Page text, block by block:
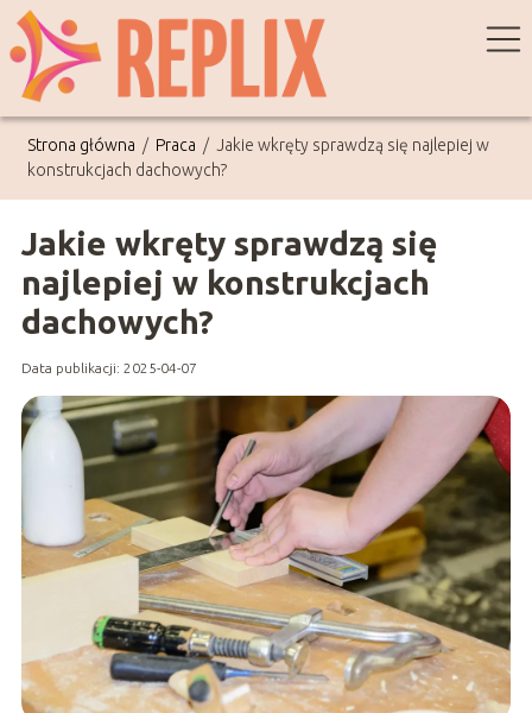
Strona główna / Praca / Jakie wkręty sprawdzą się najlepiej w
konstrukcjach dachowych?
Jakie wkręty sprawdzą się
najlepiej w konstrukcjach
dachowych?
Data publikacji: 2025-04-07